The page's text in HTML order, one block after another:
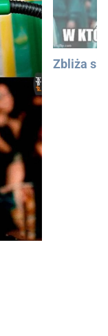
Zbliża się